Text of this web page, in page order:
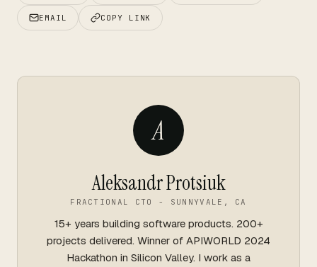
EMAIL COPY LINK
A
Aleksandr Protsiuk
FRACTIONAL CTO - SUNNYVALE, CA
15+ years building software products. 200+
projects delivered. Winner of APIWORLD 2024
Hackathon in Silicon Valley. I work as a